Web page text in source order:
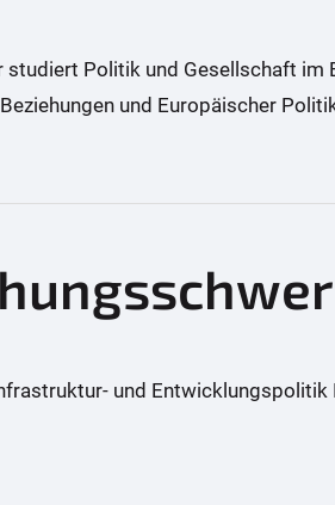
studiert Politik und Gesellschaft
und Europäischer
und